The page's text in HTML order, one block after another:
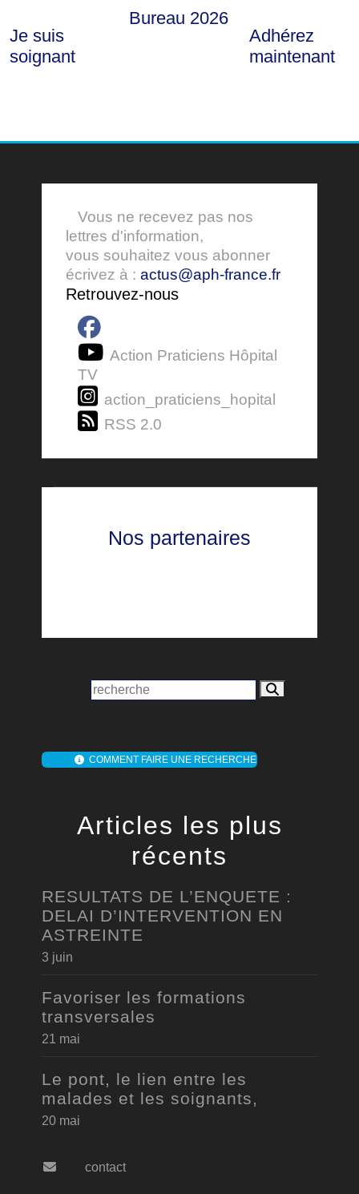
Je suis
soignant
Bureau 2026
Adhérez
maintenant
Vous ne recevez pas nos
lettres d'information,
vous souhaitez vous abonner
écrivez à : actus@aph-france.fr
Retrouvez-nous
Action Praticiens Hôpital
TV
action_praticiens_hopital
RSS 2.0
Nos partenaires
COMMENT FAIRE UNE RECHERCHE
Articles les plus
récents
RESULTATS DE L’ENQUETE :
DELAI D’INTERVENTION EN
ASTREINTE
3 juin
Favoriser les formations
transversales
21 mai
Le pont, le lien entre les
malades et les soignants,
20 mai
contact